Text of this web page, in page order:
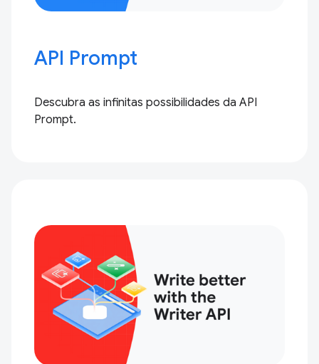
API Prompt
Descubra as infinitas possibilidades da API
Prompt.